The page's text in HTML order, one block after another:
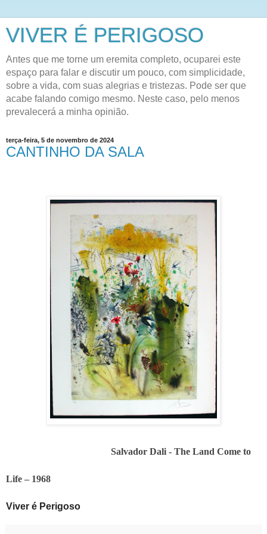
VIVER É PERIGOSO
Antes que me torne um eremita completo, ocuparei este
espaço para falar e discutir um pouco, com simplicidade,
sobre a vida, com suas alegrias e tristezas. Pode ser que
acabe falando comigo mesmo. Neste caso, pelo menos
prevalecerá a minha opinião.
terça-feira, 5 de novembro de 2024
CANTINHO DA SALA
Salvador Dali - The Land Come to
Life – 1968
Viver é Perigoso